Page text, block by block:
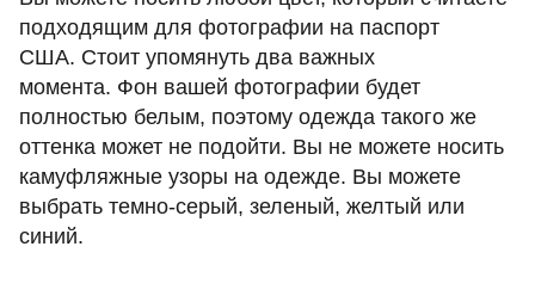
подходящим для фотографии на паспорт
США. Стоит упомянуть два важных
момента. Фон вашей фотографии будет
полностью белым, поэтому одежда такого же
оттенка может не подойти. Вы не можете носить
камуфляжные узоры на одежде. Вы можете
выбрать темно-серый, зеленый, желтый или
синий.